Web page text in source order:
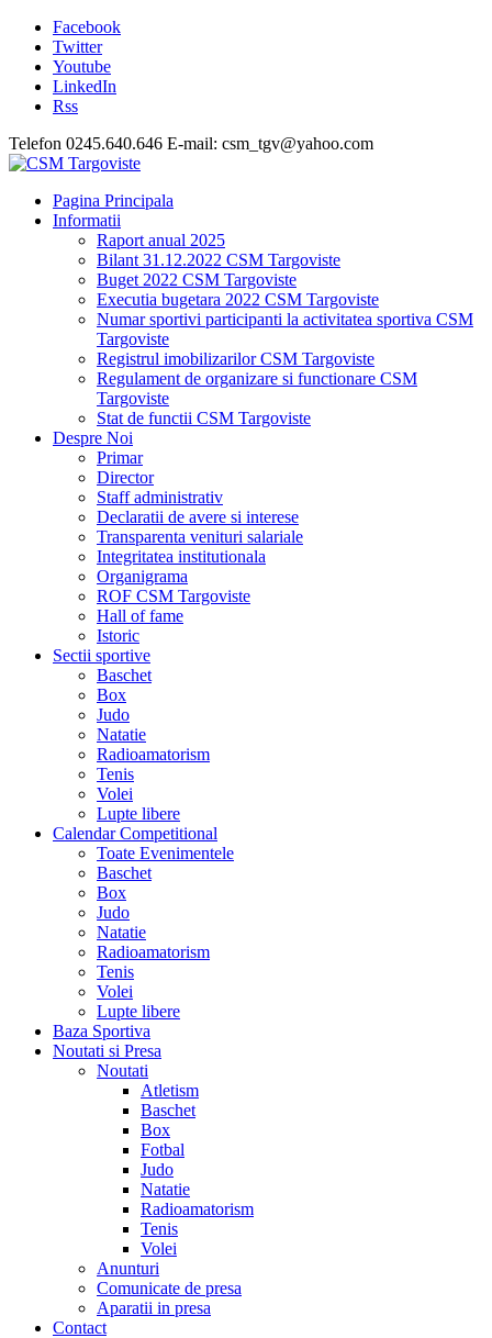
Facebook
Twitter
Youtube
LinkedIn
Rss
Telefon 0245.640.646 E-mail: csm_tgv@yahoo.com
Pagina Principala
Informatii
Raport anual 2025
Bilant 31.12.2022 CSM Targoviste
Buget 2022 CSM Targoviste
Executia bugetara 2022 CSM Targoviste
Numar sportivi participanti la activitatea sportiva CSM
Targoviste
Registrul imobilizarilor CSM Targoviste
Regulament de organizare si functionare CSM
Targoviste
Stat de functii CSM Targoviste
Despre Noi
Primar
Director
Staff administrativ
Declaratii de avere si interese
Transparenta venituri salariale
Integritatea institutionala
Organigrama
ROF CSM Targoviste
Hall of fame
Istoric
Sectii sportive
Baschet
Box
Judo
Natatie
Radioamatorism
Tenis
Volei
Lupte libere
Calendar Competitional
Toate Evenimentele
Baschet
Box
Judo
Natatie
Radioamatorism
Tenis
Volei
Lupte libere
Baza Sportiva
Noutati si Presa
Noutati
Atletism
Baschet
Box
Fotbal
Judo
Natatie
Radioamatorism
Tenis
Volei
Anunturi
Comunicate de presa
Aparatii in presa
Contact